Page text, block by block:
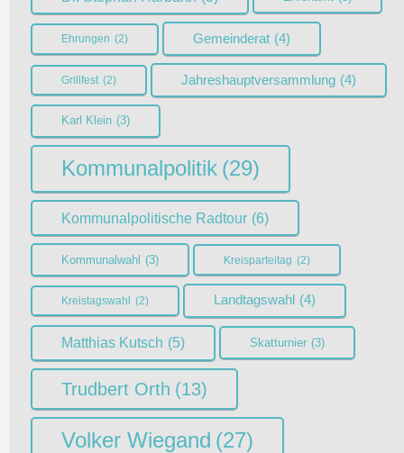
Ehrungen (2) Gemeinderat (4)
Grillfest (2) Jahreshauptversammlung (4)
Karl Klein (3)
Kommunalpolitik (29)
Kommunalpolitische Radtour (6)
Kommunalwahl (3) Kreisparteitag (2)
Kreistagswahl (2) Landtagswahl (4)
Matthias Kutsch (5) Skatturnier (3)
Trudbert Orth (13)
Volker Wiegand (27)